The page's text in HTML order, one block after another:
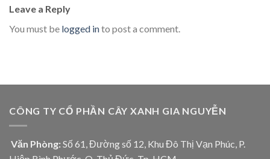
Leave a Reply
You must be logged into post a comment.
CÔNG TY CỔ PHẦN CÂY XANH GIA NGUYỄN
Văn Phòng: Số 61, Đường số 12, Khu Đô Thị Vạn Phúc, P.